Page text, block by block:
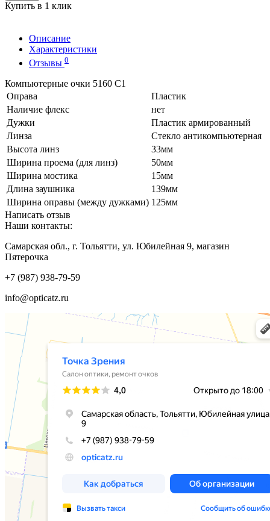
Купить в 1 клик
Описание
Характеристики
Отзывы 0
Компьютерные очки 5160 С1
Оправа
Пластик
Наличие флекс
нет
Дужки
Пластик армированный
Линза
Стекло антикомпьютерная
Высота линз
33мм
Ширина проема (для линз)
50мм
Ширина мостика
15мм
Длина заушника
139мм
Ширина оправы (между дужками) 125мм
Написать отзыв
Наши контакты:
Самарская обл., г. Тольятти, ул. Юбилейная 9, магазин
Пятерочка
+7 (987) 938-79-59
info@opticatz.ru